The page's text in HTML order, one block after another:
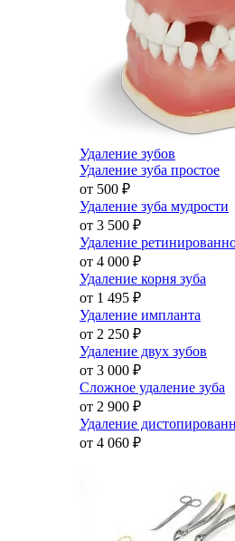
Удаление зубов
Удаление зуба простое
от 500 ₽
Удаление зуба мудрости
от 3 500 ₽
Удаление
от 4 000 ₽
Удаление корня зуба
от 1 495 ₽
Удаление импланта
от 2 250 ₽
Удаление двух зубов
от 3 000 ₽
Сложное удаление зуба
от 2 900 ₽
Удаление
от 4 060 ₽